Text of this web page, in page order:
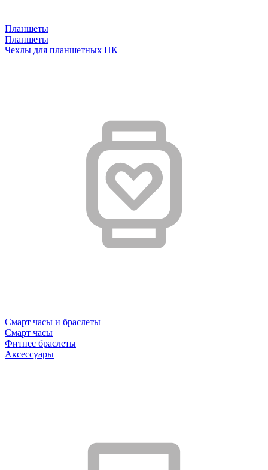
Планшеты
Планшеты
Чехлы для планшетных ПК
Смарт часы и браслеты
Смарт часы
Фитнес браслеты
Аксессуары